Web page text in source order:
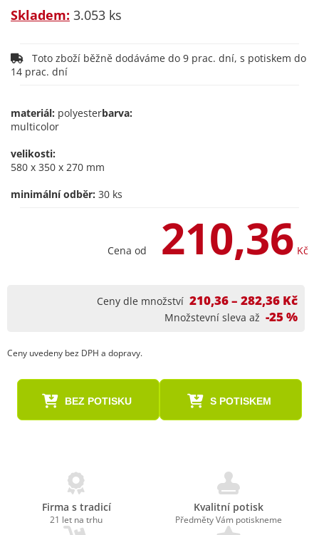
Skladem: 3.053 ks
Toto zboží běžně dodáváme do 9 prac. dní, s potiskem do
14 prac. dní
materiál: polyesterbarva:
multicolor
velikosti:
580 x 350 x 270 mm
minimální odběr: 30 ks
Cena od 210,36 Kč
Ceny dle množství 210,36 – 282,36 Kč
Množstevní sleva až -25 %
Ceny uvedeny bez DPH a dopravy.
BEZ POTISKU S POTISKEM
Firma s tradicí
21 let na trhu
Kvalitní potisk
Předměty Vám potiskneme